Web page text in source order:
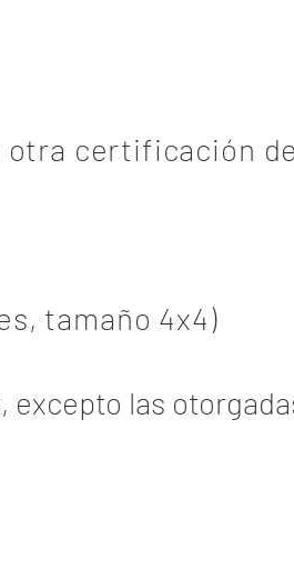
certificación
tamaño 4x4)
las